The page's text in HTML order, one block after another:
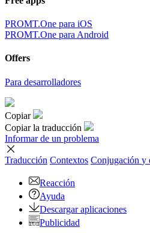
PROMT.One para iOS
PROMT.One para Android
Offers
Para desarrolladores
Copiar
Copiar la traducción
Informar de un problema
Traducción Contextos Conjugación y
Reacción
Ayuda
Descargar aplicaciones
Publicidad